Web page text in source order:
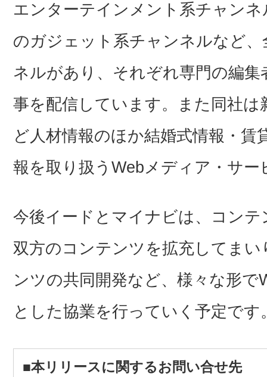
エンターテインメント系チャン
のガジェット系チャンネルなど
ネルがあり、それぞれ専門の編
事を配信しています。また同社は
ど人材情報のほか結婚式情報・
報を取り扱うWebメディア・サ
今後イードとマイナビは、コン
双方のコンテンツを拡充してま
ンツの共同開発など、様々な形
とした協業を行っていく予定です
■本リリースに関するお問い合せ先